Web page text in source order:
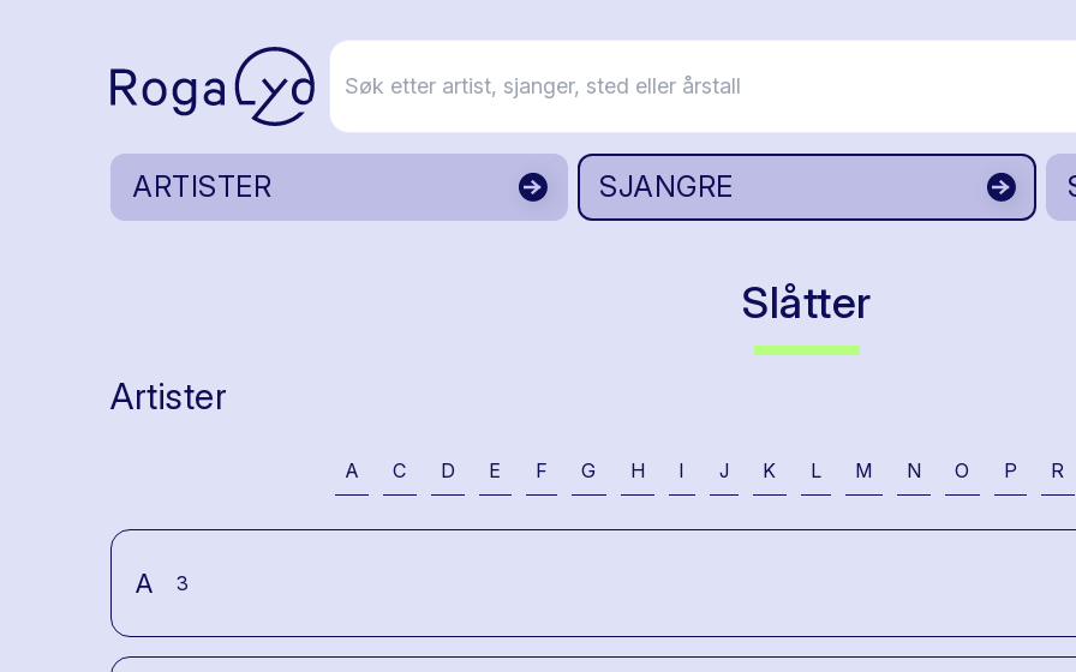
ARTISTER SJANGRE
Slåtter
Artister
A C D E F G H I J K L M N O P R
A 3